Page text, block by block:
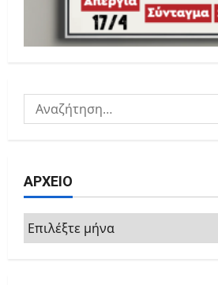
Αναζήτηση
για:
ΑΡΧΕΙΟ
ΑΡΧΕΙΟ